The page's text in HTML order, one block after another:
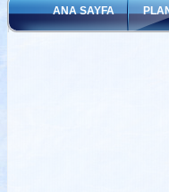
ANA SAYFA